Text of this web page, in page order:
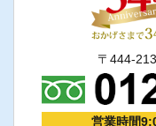
〒444-
営業時間